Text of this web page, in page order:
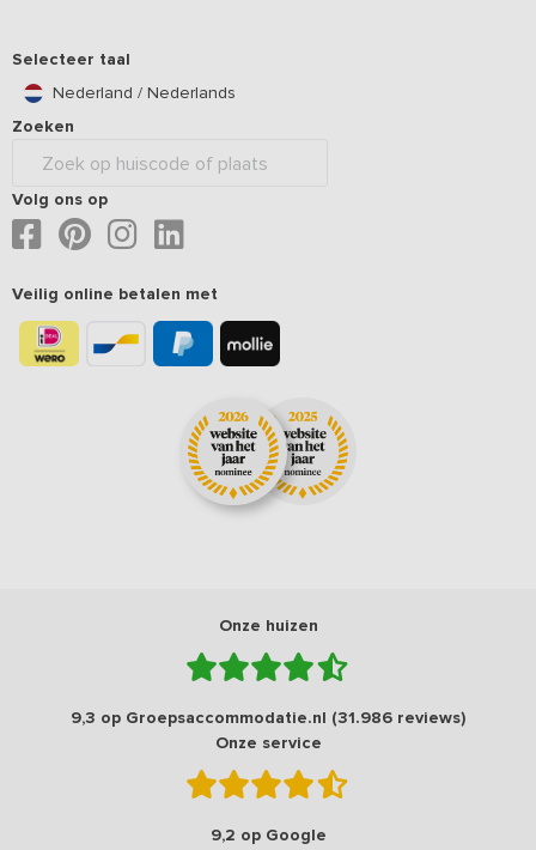
Selecteer taal
Nederland / Nederlands
Zoeken
Volg ons op
Veilig online betalen met
Onze huizen
9,3 op Groepsaccommodatie.nl (31.986 reviews)
Onze service
9,2 op Google